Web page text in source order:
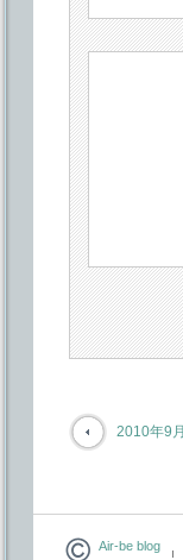
2010年9
Air-be blog